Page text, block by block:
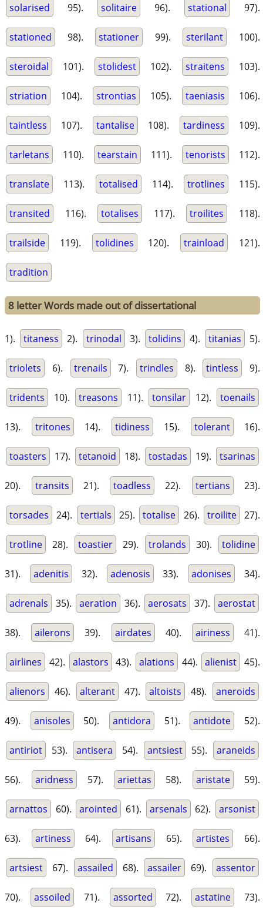
solarised 95). solitaire 96). stational 97).
stationed 98). stationer 99). sterilant 100).
steroidal 101). stolidest 102). straitens 103).
striation 104). strontias 105). taeniasis 106).
taintless 107). tantalise 108). tardiness 109).
tarletans 110). tearstain 111). tenorists 112).
translate 113). totalised 114). trotlines 115).
transited 116). totalises 117). troilites 118).
trailside 119). tolidines 120). trainload 121).
tradition
8 letter Words made out of dissertational
1). titaness 2). trinodal 3). tolidins 4). titanias 5).
triolets 6). trenails 7). trindles 8). tintless 9).
tridents 10). treasons 11). tonsilar 12). toenails
13). tritones 14). tidiness 15). tolerant 16).
toasters 17). tetanoid 18). tostadas 19). tsarinas
20). transits 21). toadless 22). tertians 23).
torsades 24). tertials 25). totalise 26). troilite 27).
trotline 28). toastier 29). trolands 30). tolidine
31). adenitis 32). adenosis 33). adonises 34).
adrenals 35). aeration 36). aerosats 37). aerostat
38). ailerons 39). airdates 40). airiness 41).
airlines 42). alastors 43). alations 44). alienist 45).
alienors 46). alterant 47). altoists 48). aneroids
49). anisoles 50). antidora 51). antidote 52).
antiriot 53). antisera 54). antsiest 55). araneids
56). aridness 57). ariettas 58). aristate 59).
arnattos 60). arointed 61). arsenals 62). arsonist
63). artiness 64). artisans 65). artistes 66).
artsiest 67). assailed 68). assailer 69). assentor
70). assoiled 71). assorted 72). astatine 73).